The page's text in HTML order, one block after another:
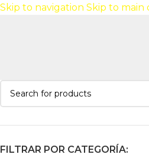
Skip to navigation Skip to main
FILTRAR POR CATEGORÍA: